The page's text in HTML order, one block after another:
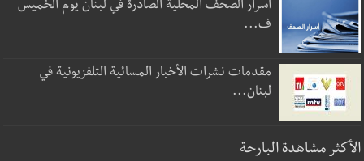
أسرار الصحف المحلية الصادرة في لبنان يوم الخميس
ف...
مقدمات نشرات الأخبار المسائية التلفزيونية في
لبنان...
الأكثر مشاهدة البارحة